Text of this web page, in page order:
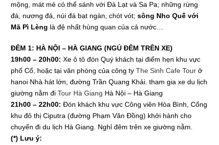
mộng, mát mẻ có thể sánh với Đà Lạt và Sa Pa; những rừng
đá, nương đá, núi đá bạt ngàn, chót vót;sông Nho Quế với
Mã Pì Lèng là đệ nhất hùng quan của cả nước…
ĐÊM 1: HÀ NỘI – HÀ GIANG (NGỦ ĐÊM TRÊN XE)
19h00 – 20h00: Xe ô tô đón Quý khách tại điểm hẹn khu vực
phố Cổ, hoặc tại văn phòng của công tyThe Sinh Cafe Tour ở
hanoi Nhà hát lớn, đường Trần Quang Khải. tham gia xe du lịch
giường nằm điTour Hà Giang Hà Nội – Hà Giang
21h00 – 22h00: Đón khách khu vực Công viên Hòa Bình, Cổng
khu đô thị Ciputra (đường Phạm Văn Đồng) khởi hành cho
chuyến đi du lịch Hà Giang. Nghỉ đêm trên xe giường nằm.
(*) Lưu ý: